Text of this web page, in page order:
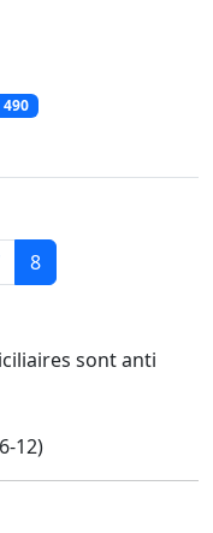
490
8
sont anti
12)